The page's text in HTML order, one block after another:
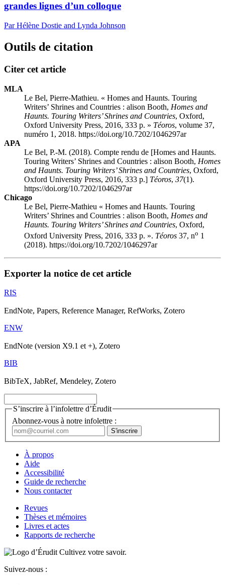
grandes lignes d’un colloque
Par Hélène Dostie and Lynda Johnson
Outils de citation
Citer cet article
MLA
Le Bel, Pierre-Mathieu. « Homes and Haunts. Touring
Writers’ Shrines and Countries : alison Booth, Homes and
Haunts. Touring Writers’ Shrines and Countries, Oxford,
Oxford University Press, 2016, 333 p. » Téoros, volume 37,
numéro 1, 2018. https://doi.org/10.7202/1046297ar
APA
Le Bel, P.-M. (2018). Compte rendu de [Homes and Haunts.
Touring Writers’ Shrines and Countries : alison Booth, Homes
and Haunts. Touring Writers’ Shrines and Countries, Oxford,
Oxford University Press, 2016, 333 p.] Téoros, 37(1).
https://doi.org/10.7202/1046297ar
Chicago
Le Bel, Pierre-Mathieu « Homes and Haunts. Touring
Writers’ Shrines and Countries : alison Booth, Homes and
Haunts. Touring Writers’ Shrines and Countries, Oxford,
Oxford University Press, 2016, 333 p. ». Téoros 37, no 1
(2018). https://doi.org/10.7202/1046297ar
Exporter la notice de cet article
RIS
EndNote, Papers, Reference Manager, RefWorks, Zotero
ENW
EndNote (version X9.1 et +), Zotero
BIB
BibTeX, JabRef, Mendeley, Zotero
S’inscrire à l’infolettre d’Érudit
Abonnez-vous à notre infolettre :
À propos
Aide
Accessibilité
Guide de recherche
Nous contacter
Revues
Thèses et mémoires
Livres et actes
Rapports de recherche
Cultivez votre savoir.
Suivez-nous :